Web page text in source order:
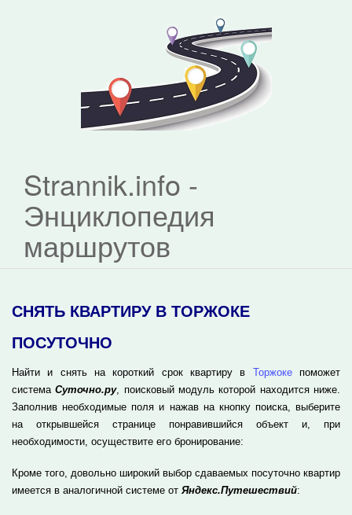
Strannik.info -
Энциклопедия
маршрутов
СНЯТЬ КВАРТИРУ В ТОРЖОКЕ
ПОСУТОЧНО
Найти и снять на короткий срок квартиру в Торжокепоможет
системаСуточно.ру, поисковый модуль которой находится ниже.
Заполнив необходимые поля и нажав на кнопку поиска, выберите
на открывшейся странице понравившийся объект и, при
необходимости, осуществите его бронирование:
Кроме того, довольно широкий выбор сдаваемых посуточно квартир
имеется в аналогичной системе от Яндекс.Путешествий: